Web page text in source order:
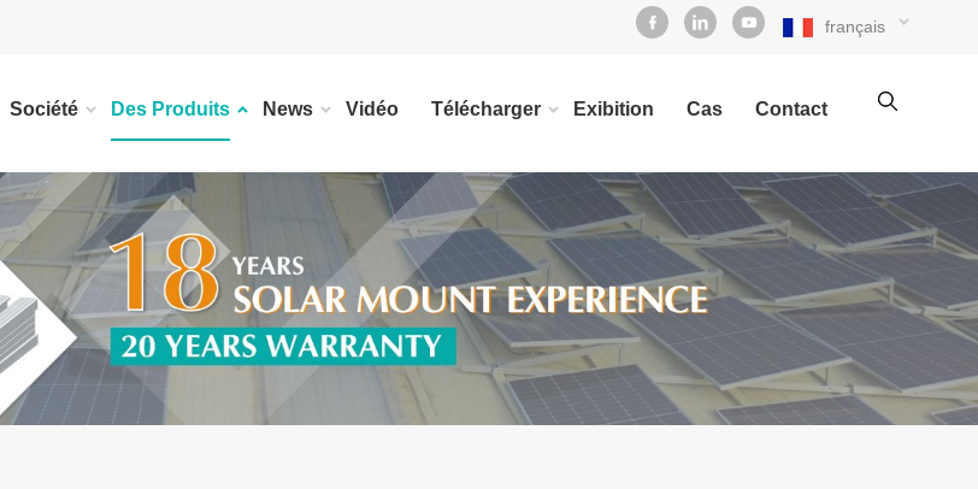
français
Société Des Produits News Vidéo Télécharger Exibition Cas Contact